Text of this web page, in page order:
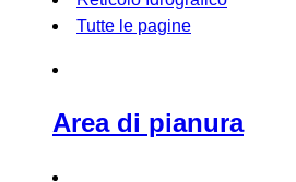
Tutte le pagine
Area di pianura